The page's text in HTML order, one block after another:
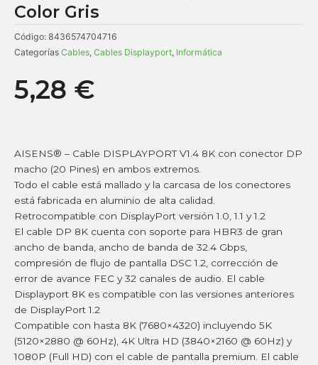
Color Gris
Código: 8436574704716
Categorías Cables, Cables Displayport, Informática
5,28 €
AISENS® – Cable DISPLAYPORT V1.4 8K con conector DP
macho (20 Pines) en ambos extremos.
Todo el cable está mallado y la carcasa de los conectores
está fabricada en aluminio de alta calidad.
Retrocompatible con DisplayPort versión 1.0, 1.1 y 1.2
El cable DP 8K cuenta con soporte para HBR3 de gran
ancho de banda, ancho de banda de 32.4 Gbps,
compresión de flujo de pantalla DSC 1.2, corrección de
error de avance FEC y 32 canales de audio. El cable
Displayport 8K es compatible con las versiones anteriores
de DisplayPort 1.2
Compatible con hasta 8K (7680×4320) incluyendo 5K
(5120×2880 @ 60Hz), 4K Ultra HD (3840×2160 @ 60Hz) y
1080P (Full HD) con el cable de pantalla premium. El cable